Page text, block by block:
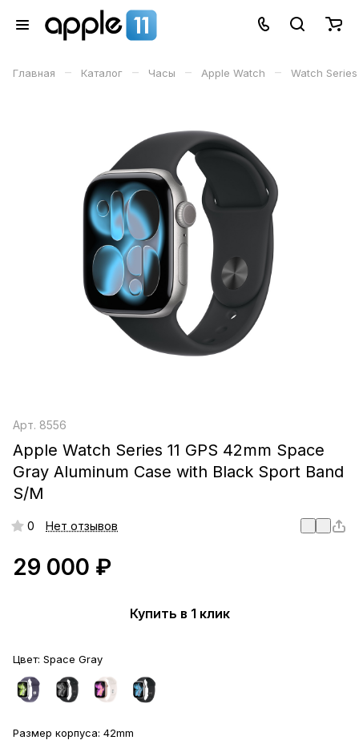
Главная – Каталог – Часы – Apple Watch – Watch Series
Арт. 8556
Apple Watch Series 11 GPS 42mm Space
Gray Aluminum Case with Black Sport Band
S/M
0 Нет отзывов
29 000 ₽
Купить в 1 клик
Цвет: Space Gray
Размер корпуса: 42mm